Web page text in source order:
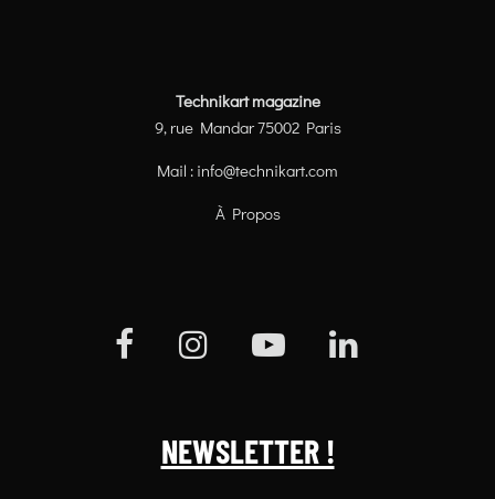
Technikart magazine
9, rue Mandar 75002 Paris
Mail : info@technikart.com
À Propos
NEWSLETTER !